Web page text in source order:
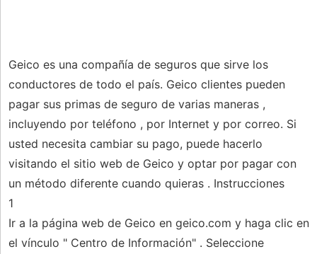
Geico es una compañía de seguros que sirve los
conductores de todo el país. Geico clientes pueden
pagar sus primas de seguro de varias maneras ,
incluyendo por teléfono , por Internet y por correo. Si
usted necesita cambiar su pago, puede hacerlo
visitando el sitio web de Geico y optar por pagar con
un método diferente cuando quieras . Instrucciones
1
Ir a la página web de Geico en geico.com y haga clic en
el vínculo " Centro de Información" . Seleccione